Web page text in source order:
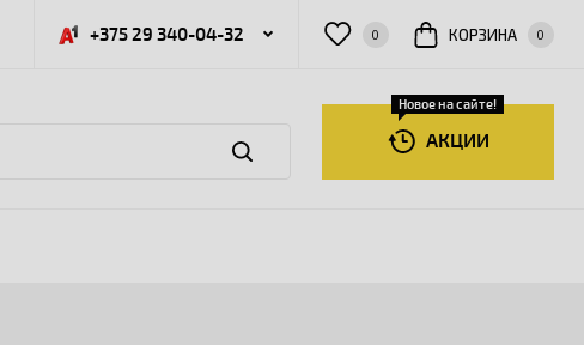
+375 29 340-04-32 0 КОРЗИНА 0
АКЦИИ
Новое на сайте!